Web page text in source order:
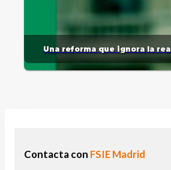
Una reforma que ignora la
Contacta con FSIE Madrid